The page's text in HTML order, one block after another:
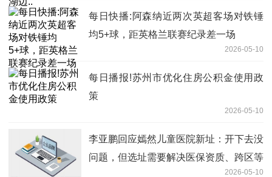
每日快播:阿森纳近两次英超客场对铁锤
均5+球，距英格兰联赛纪录差一场
2026-05-10
每日播报!苏州市优化住房公积金使用政
策
2026-05-10
李亚鹏回应嫣然儿童医院新址：开下去没
问题，但选址需要解决医保资质、跨区等
2026-05-10